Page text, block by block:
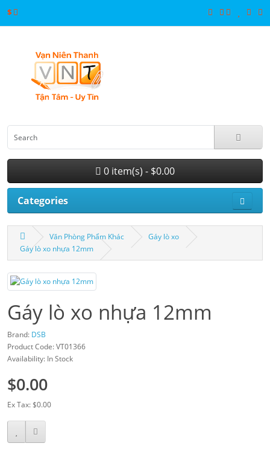
$
0 item(s) - $0.00
Categories
Văn Phòng Phẩm Khác
Gáy lò xo
Gáy lò xo nhựa 12mm
Gáy lò xo nhựa 12mm
Brand: DSB
Product Code: VT01366
Availability: In Stock
$0.00
Ex Tax: $0.00